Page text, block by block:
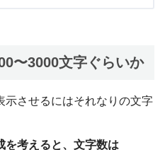
〜3000文字ぐらいか
示させるにはそれなりの文字
を考えると、文字数は